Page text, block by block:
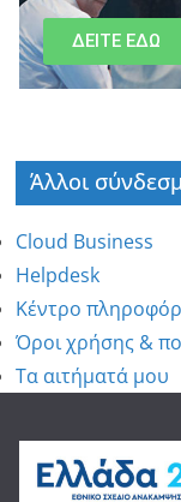
ΔΕΙΤΕ ΕΔΩ
Άλλοι
Cloud Business
Helpdesk
Κέντρο
Όροι χρήσης &
Τα αιτήματά μου